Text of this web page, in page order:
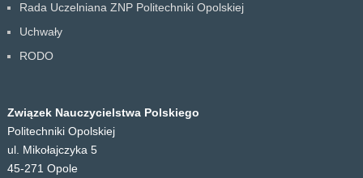
Rada Uczelniana ZNP Politechniki Opolskiej
Uchwały
RODO
Związek Nauczycielstwa Polskiego
Politechniki Opolskiej
ul. Mikołajczyka 5
45-271 Opole